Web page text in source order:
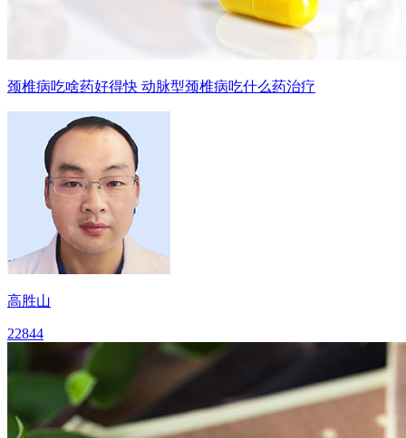
颈椎病吃啥药好得快 动脉型颈椎病吃什么药治疗
高胜山
22844